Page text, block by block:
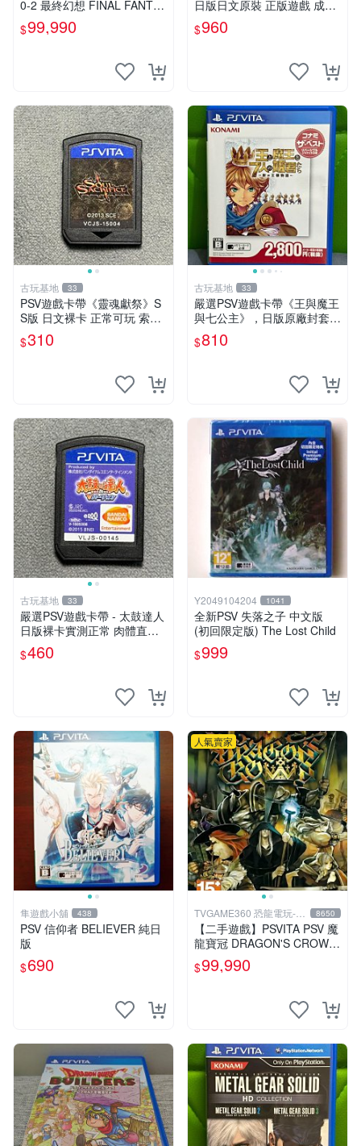
0-2 最終幻想 FINAL FANTAS
Y 10 X-2 FF 中文版 【台中恐
龍電玩】
$99,990
日版日文原裝 正版遊戲 成色
如圖實況保真 PSV遊戲 日版
PS 測試無誤 美品保證
$960
古玩基地 33
PSV遊戲卡帶《靈魂獻祭》S
S版 日文裸卡 正常可玩 索尼
專用 不退不換 次數買兩送一
靈魂獻祭 PSP-VITA PSVita
$310
古玩基地 33
嚴選PSV遊戲卡帶《王與魔王
與七公主》，日版原廠封套，
雙面精美封面，實測暢玩無障
礙。久藏家中，輕微使用痕
估。古董級遊戲限量收
$810
古玩基地 33
嚴選PSV遊戲卡帶 - 太鼓達人
日版裸卡實測正常 肉體直銷
Sony官方認證 太鼓達人 PSV
日版裸卡 測試無誤 PSV機專
$460
Y2049104204 1041
全新PSV 失落之子 中文版
(初回限定版) The Lost Child
$999
隼遊戲小舖 438
PSV 信仰者 BELIEVER 純日
版
$690
人氣賣家
TVGAME360 恐龍電玩-台
中店
8650
【二手遊戲】PSVITA PSV 魔
龍寶冠 DRAGON'S CROWN
中文版【台中恐龍電玩】
$99,990